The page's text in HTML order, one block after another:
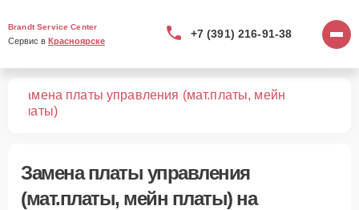
Brandt Service Center
Сервис в Красноярске
+7 (391) 216-91-38
Замена платы управления (мат.платы, мейн
платы)
Замена платы управления
(мат.платы, мейн платы)на